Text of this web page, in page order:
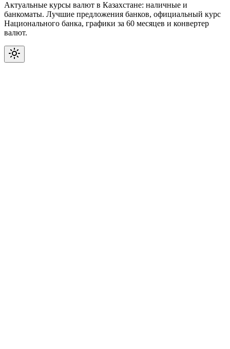
Актуальные курсы валют в Казахстане: наличные и
банкоматы. Лучшие предложения банков, официальный курс
Национального банка, графики за 60 месяцев и конвертер
валют.